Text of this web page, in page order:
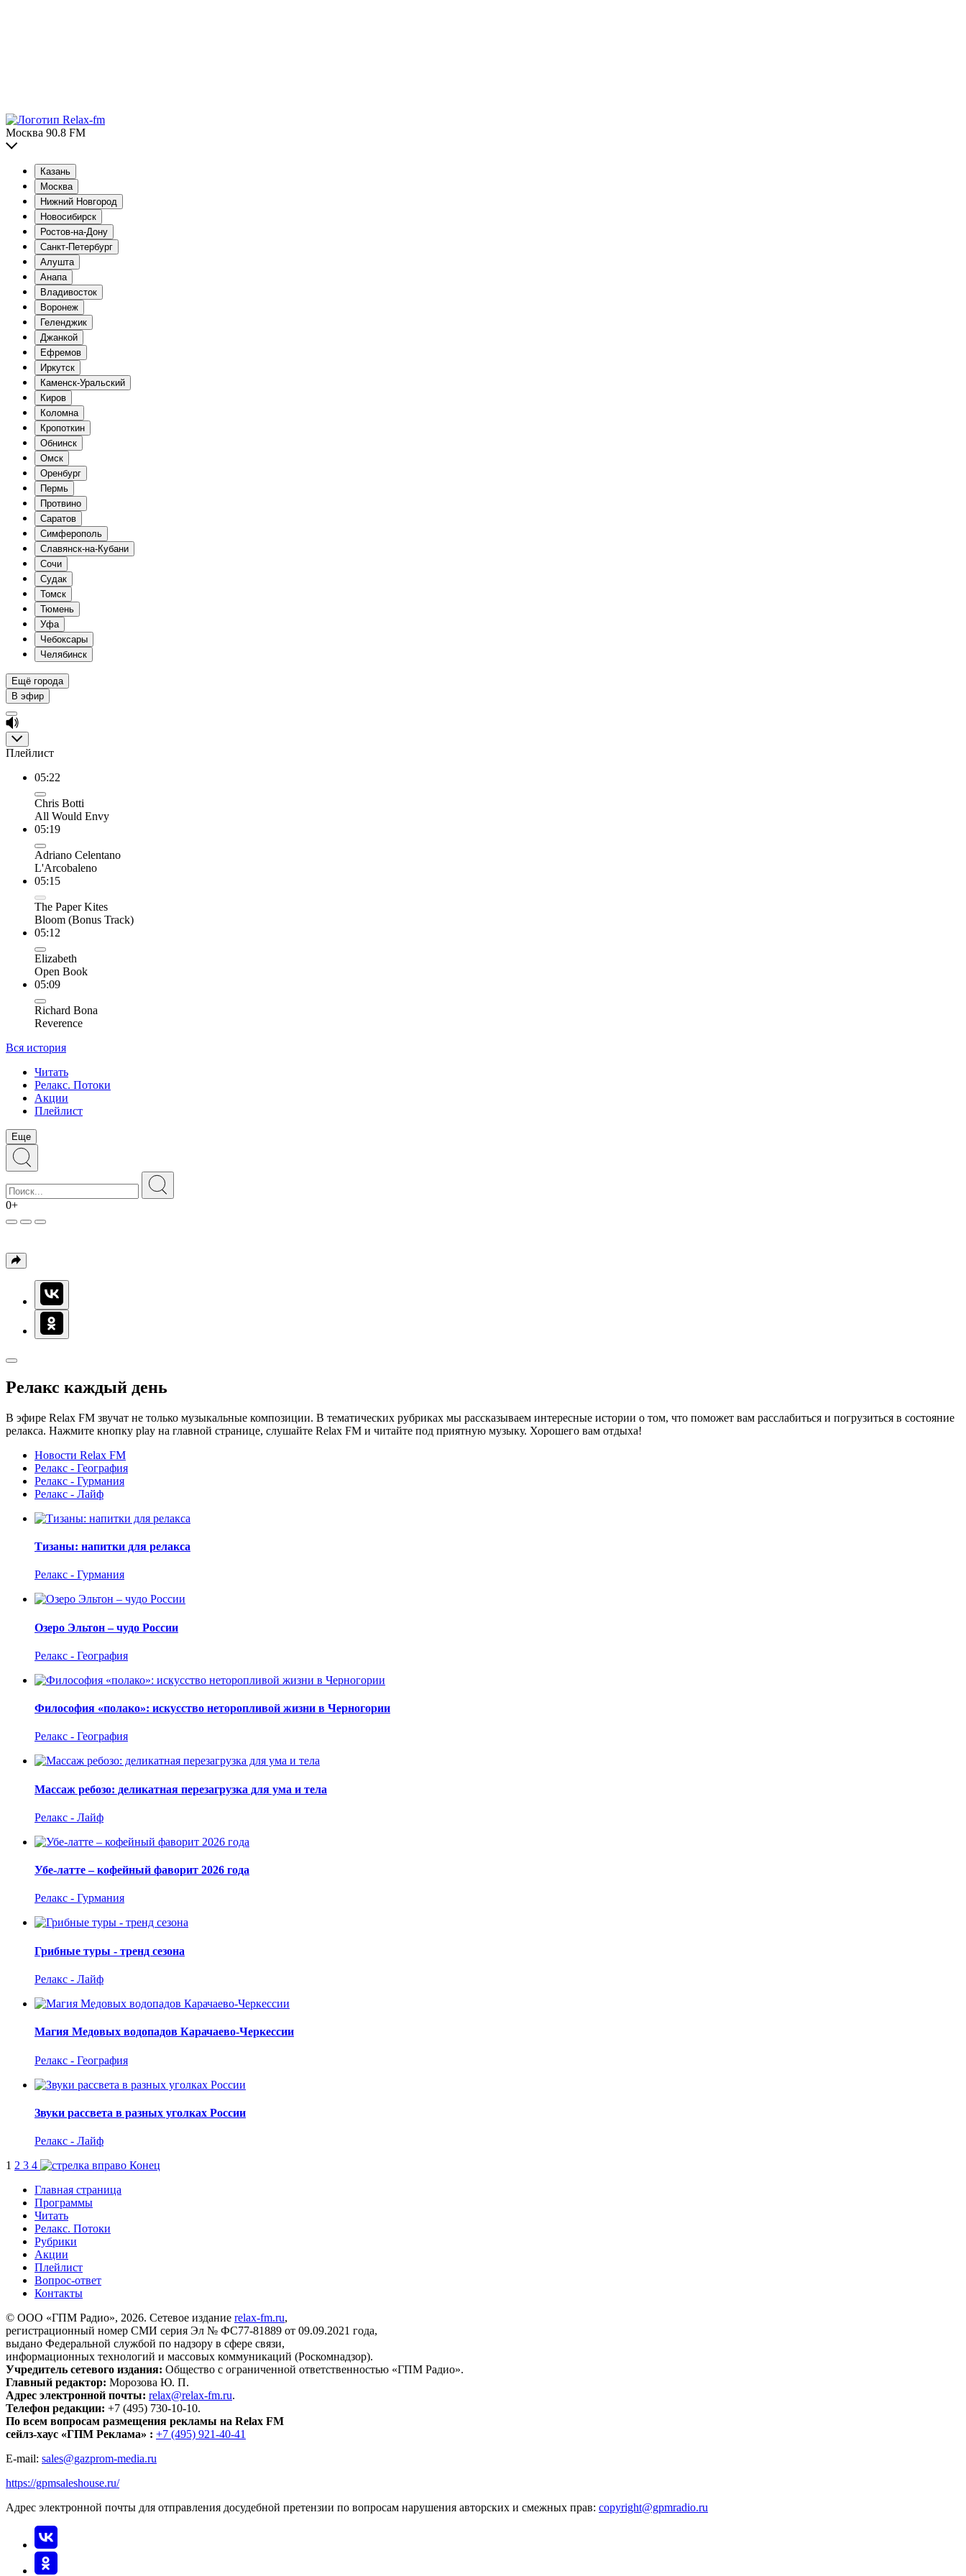
Москва 90.8 FM
Казань
Москва
Нижний Новгород
Новосибирск
Ростов-на-Дону
Санкт-Петербург
Алушта
Анапа
Владивосток
Воронеж
Геленджик
Джанкой
Ефремов
Иркутск
Каменск-Уральский
Киров
Коломна
Кропоткин
Обнинск
Омск
Оренбург
Пермь
Протвино
Саратов
Симферополь
Славянск-на-Кубани
Сочи
Судак
Томск
Тюмень
Уфа
Чебоксары
Челябинск
Ещё города
В эфир
Плейлист
05:22
Chris Botti
All Would Envy
05:19
Adriano Celentano
L'Arcobaleno
05:15
The Paper Kites
Bloom (Bonus Track)
05:12
Elizabeth
Open Book
05:09
Richard Bona
Reverence
Вся история
Читать
Релакс. Потоки
Акции
Плейлист
Еще
0+
Релакс каждый день
В эфире Relax FM звучат не только музыкальные композиции. В тематических рубриках мы рассказываем интересные истории о том, что поможет вам расслабиться и погрузиться в состояние
релакса. Нажмите кнопку play на главной странице, слушайте Relax FM и читайте под приятную музыку. Хорошего вам отдыха!
Новости Relax FM
Релакс - География
Релакс - Гурмания
Релакс - Лайф
Тизаны: напитки для релакса
Релакс - Гурмания
Озеро Эльтон – чудо России
Релакс - География
Философия «полако»: искусство неторопливой жизни в Черногории
Релакс - География
Массаж ребозо: деликатная перезагрузка для ума и тела
Релакс - Лайф
Убе-латте – кофейный фаворит 2026 года
Релакс - Гурмания
Грибные туры - тренд сезона
Релакс - Лайф
Магия Медовых водопадов Карачаево-Черкессии
Релакс - География
Звуки рассвета в разных уголках России
Релакс - Лайф
1 2 3 4
Конец
Главная страница
Программы
Читать
Релакс. Потоки
Рубрики
Акции
Плейлист
Вопрос-ответ
Контакты
© ООО «ГПМ Радио», 2026. Сетевое издание relax-fm.ru,
регистрационный номер СМИ серия Эл № ФС77-81889 от 09.09.2021 года,
выдано Федеральной службой по надзору в сфере связи,
информационных технологий и массовых коммуникаций (Роскомнадзор).
Учредитель сетевого издания: Общество с ограниченной ответственностью «ГПМ Радио».
Главный редактор: Морозова Ю. П.
Адрес электронной почты: relax@relax-fm.ru.
Телефон редакции: +7 (495) 730-10-10.
По всем вопросам размещения рекламы на Relax FM
сейлз-хаус «ГПМ Реклама» : +7 (495) 921-40-41
E-mail: sales@gazprom-media.ru
https://gpmsaleshouse.ru/
Адрес электронной почты для отправления досудебной претензии по вопросам нарушения авторских и смежных прав: copyright@gpmradio.ru